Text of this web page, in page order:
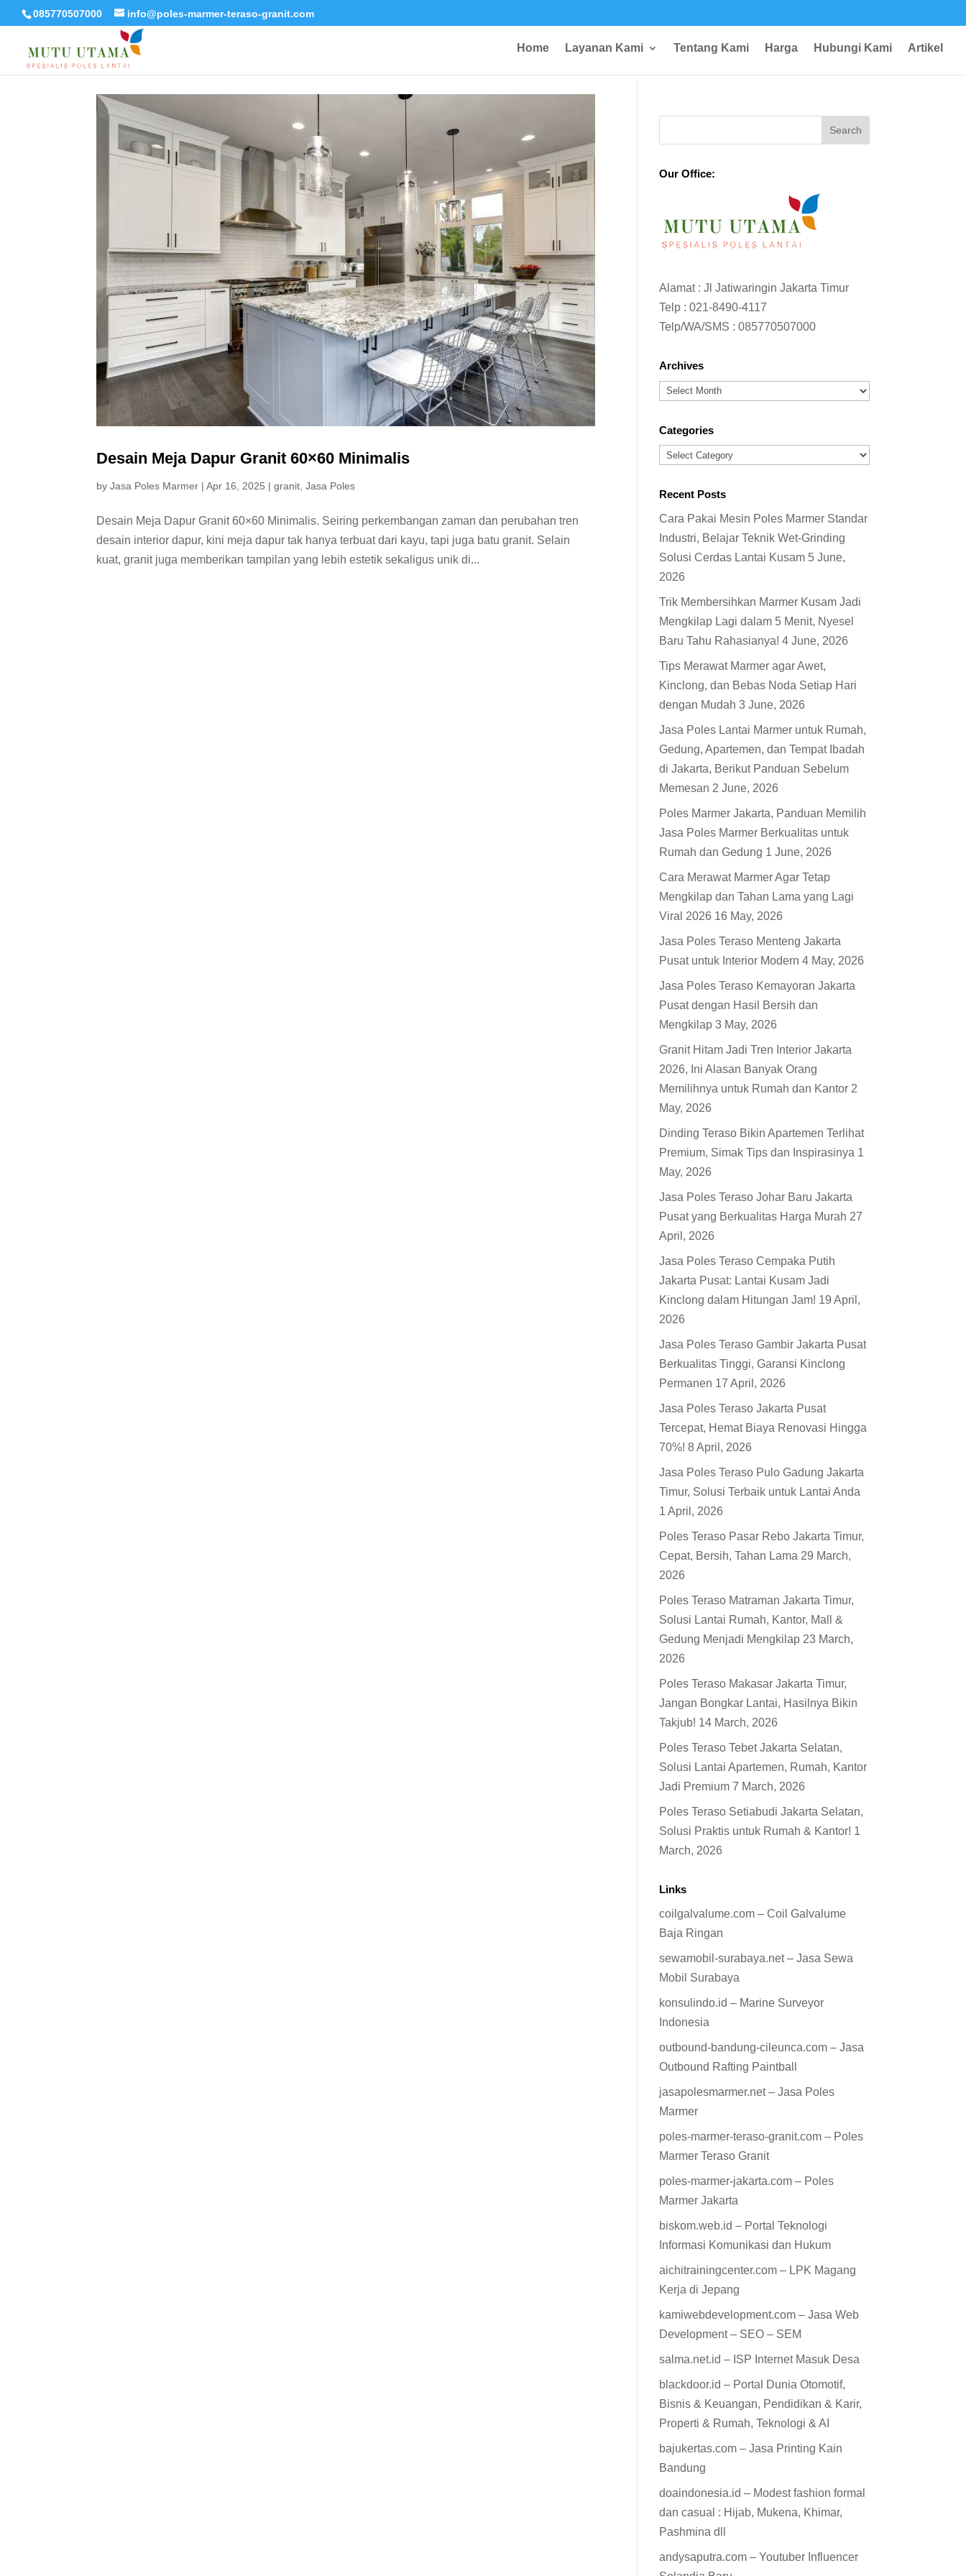
085770507000 info@poles-marmer-teraso-granit.com
Home Layanan Kami Tentang Kami Harga Hubungi Kami Artikel
Desain Meja Dapur Granit 60×60 Minimalis
byJasa Poles Marmer |Apr 16, 2025 |granit ,Jasa Poles
Desain Meja Dapur Granit 60×60 Minimalis. Seiring perkembangan zaman dan perubahan tren
desain interior dapur, kini meja dapur tak hanya terbuat dari kayu, tapi juga batu granit. Selain
kuat, granit juga memberikan tampilan yang lebih estetik sekaligus unik di...
Our Office:
Alamat : Jl Jatiwaringin Jakarta Timur
Telp :021-8490-4117
Telp/WA/SMS :085770507000
Archives
Archives
Categories
Categories
Recent Posts
Cara Pakai Mesin Poles Marmer Standar
Industri, Belajar Teknik Wet-Grinding
Solusi Cerdas Lantai Kusam 5 June,
2026
Trik Membersihkan Marmer Kusam Jadi
Mengkilap Lagi dalam 5 Menit, Nyesel
Baru Tahu Rahasianya! 4 June, 2026
Tips Merawat Marmer agar Awet,
Kinclong, dan Bebas Noda Setiap Hari
dengan Mudah 3 June, 2026
Jasa Poles Lantai Marmer untuk Rumah,
Gedung, Apartemen, dan Tempat Ibadah
di Jakarta, Berikut Panduan Sebelum
Memesan 2 June, 2026
Poles Marmer Jakarta, Panduan Memilih
Jasa Poles Marmer Berkualitas untuk
Rumah dan Gedung 1 June, 2026
Cara Merawat Marmer Agar Tetap
Mengkilap dan Tahan Lama yang Lagi
Viral 2026 16 May, 2026
Jasa Poles Teraso Menteng Jakarta
Pusat untuk Interior Modern 4 May, 2026
Jasa Poles Teraso Kemayoran Jakarta
Pusat dengan Hasil Bersih dan
Mengkilap 3 May, 2026
Granit Hitam Jadi Tren Interior Jakarta
2026, Ini Alasan Banyak Orang
Memilihnya untuk Rumah dan Kantor 2
May, 2026
Dinding Teraso Bikin Apartemen Terlihat
Premium, Simak Tips dan Inspirasinya 1
May, 2026
Jasa Poles Teraso Johar Baru Jakarta
Pusat yang Berkualitas Harga Murah 27
April, 2026
Jasa Poles Teraso Cempaka Putih
Jakarta Pusat: Lantai Kusam Jadi
Kinclong dalam Hitungan Jam! 19 April,
2026
Jasa Poles Teraso Gambir Jakarta Pusat
Berkualitas Tinggi, Garansi Kinclong
Permanen 17 April, 2026
Jasa Poles Teraso Jakarta Pusat
Tercepat, Hemat Biaya Renovasi Hingga
70%! 8 April, 2026
Jasa Poles Teraso Pulo Gadung Jakarta
Timur, Solusi Terbaik untuk Lantai Anda
1 April, 2026
Poles Teraso Pasar Rebo Jakarta Timur,
Cepat, Bersih, Tahan Lama 29 March,
2026
Poles Teraso Matraman Jakarta Timur,
Solusi Lantai Rumah, Kantor, Mall &
Gedung Menjadi Mengkilap 23 March,
2026
Poles Teraso Makasar Jakarta Timur,
Jangan Bongkar Lantai, Hasilnya Bikin
Takjub! 14 March, 2026
Poles Teraso Tebet Jakarta Selatan,
Solusi Lantai Apartemen, Rumah, Kantor
Jadi Premium 7 March, 2026
Poles Teraso Setiabudi Jakarta Selatan,
Solusi Praktis untuk Rumah & Kantor! 1
March, 2026
Links
coilgalvalume.com – Coil Galvalume
Baja Ringan
sewamobil-surabaya.net – Jasa Sewa
Mobil Surabaya
konsulindo.id – Marine Surveyor
Indonesia
outbound-bandung-cileunca.com – Jasa
Outbound Rafting Paintball
jasapolesmarmer.net – Jasa Poles
Marmer
poles-marmer-teraso-granit.com – Poles
Marmer Teraso Granit
poles-marmer-jakarta.com – Poles
Marmer Jakarta
biskom.web.id – Portal Teknologi
Informasi Komunikasi dan Hukum
aichitrainingcenter.com – LPK Magang
Kerja di Jepang
kamiwebdevelopment.com – Jasa Web
Development – SEO – SEM
salma.net.id – ISP Internet Masuk Desa
blackdoor.id – Portal Dunia Otomotif,
Bisnis & Keuangan, Pendidikan & Karir,
Properti & Rumah, Teknologi & AI
bajukertas.com – Jasa Printing Kain
Bandung
doaindonesia.id – Modest fashion formal
dan casual : Hijab, Mukena, Khimar,
Pashmina dll
andysaputra.com – Youtuber Influencer